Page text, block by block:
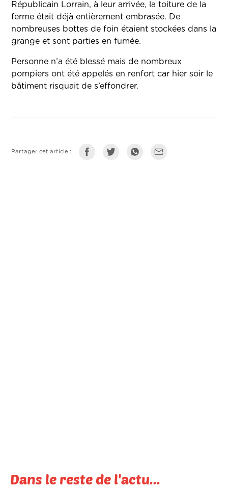
Républicain Lorrain, à leur arrivée, la toiture de la
ferme était déjà entièrement embrasée. De
nombreuses bottes de foin étaient stockées dans la
grange et sont parties en fumée.
Personne n’a été blessé mais de nombreux
pompiers ont été appelés en renfort car hier soir le
bâtiment risquait de s’effondrer.
Partager cet article :
Dans le reste de l'actu...